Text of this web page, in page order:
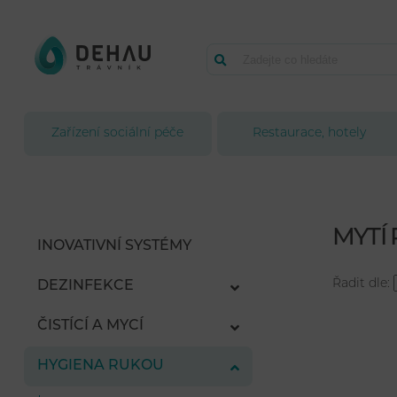
Zařízení sociální péče Restaurace, hotely
INOVATIVNÍ SYSTÉMY
DEZINFEKCE
ČISTÍCÍ A MYCÍ
HYGIENA RUKOU
MYTÍ
Řadit dle: